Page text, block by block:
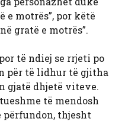
e motrës”, por këtë
gratë e motrës”.
të ndiej se rrjeti po
për të lidhur të gjitha
gjatë dhjetë viteve.
të mendosh
përfundon, thjesht